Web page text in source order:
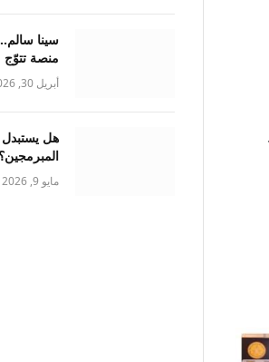
سينا
منصة
أبريل 30, 2026
هل يستبدل
مايو 9, 2026